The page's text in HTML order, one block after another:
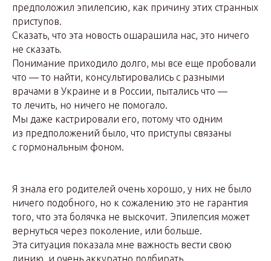
предположил эпилепсию, как причину этих странных
приступов.
Сказать, что эта новость ошарашила нас, это ничего
не сказать.
Понимание приходило долго, мы все еще пробовали
что — то найти, консультировались с разными
врачами в Украине и в России, пытались что —
то лечить, но ничего не помогало.
Мы даже кастрировали его, потому что одним
из предположений было, что приступы связаны
с гормональным фоном.
Я знала его родителей очень хорошо, у них не было
ничего подобного, но к сожалению это не гарантия
того, что эта болячка не выскочит. Эпилепсия может
вернуться через поколение, или больше.
Эта ситуация показала мне важность вести свою
линию, и очень аккуратно подбирать